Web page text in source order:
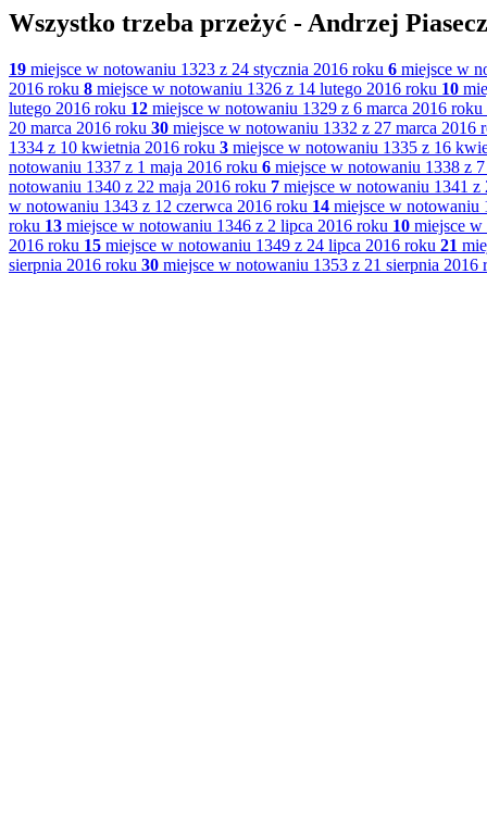
Wszystko trzeba przeżyć - Andrzej
19 miejsce w notowaniu 1323 z 24 stycznia 2016 roku 6 miejsce w
2016 roku 8 miejsce w notowaniu 1326 z 14 lutego 2016 roku 10
lutego 2016 roku 12 miejsce w notowaniu 1329 z 6 marca 2016 roku
20 marca 2016 roku 30 miejsce w notowaniu 1332 z 27 marca 2016
1334 z 10 kwietnia 2016 roku 3 miejsce w notowaniu 1335 z 16
notowaniu 1337 z 1 maja 2016 roku 6 miejsce w notowaniu 1338 z
notowaniu 1340 z 22 maja 2016 roku 7 miejsce w notowaniu 1341 z
w notowaniu 1343 z 12 czerwca 2016 roku 14 miejsce w notowaniu
roku 13 miejsce w notowaniu 1346 z 2 lipca 2016 roku 10 miejsce
2016 roku 15 miejsce w notowaniu 1349 z 24 lipca 2016 roku 21
sierpnia 2016 roku 30 miejsce w notowaniu 1353 z 21 sierpnia 2016